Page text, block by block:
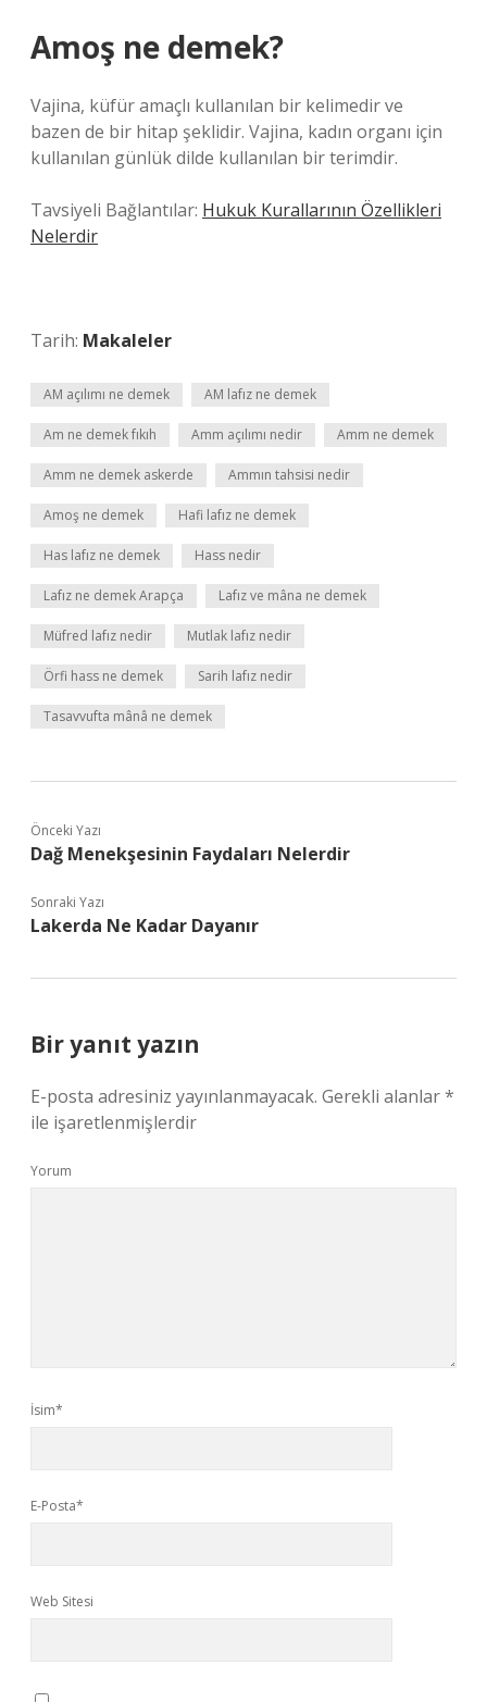
Amoş ne demek?
Vajina, küfür amaçlı kullanılan bir kelimedir ve
bazen de bir hitap şeklidir. Vajina, kadın organı için
kullanılan günlük dilde kullanılan bir terimdir.
Tavsiyeli Bağlantılar: Hukuk Kurallarının Özellikleri
Nelerdir
Tarih: Makaleler
AM açılımı ne demek AM lafız ne demek
Am ne demek fıkıh Amm açılımı nedir Amm ne demek
Amm ne demek askerde Ammın tahsisi nedir
Amoş ne demek Hafi lafız ne demek
Has lafız ne demek Hass nedir
Lafız ne demek Arapça Lafız ve mâna ne demek
Müfred lafız nedir Mutlak lafız nedir
Örfi hass ne demek Sarih lafız nedir
Tasavvufta mânâ ne demek
Önceki Yazı
Dağ Menekşesinin Faydaları Nelerdir
Sonraki Yazı
Lakerda Ne Kadar Dayanır
Bir yanıt yazın
E-posta adresiniz yayınlanmayacak. Gerekli alanlar*
ile işaretlenmişlerdir
Yorum
İsim*
E-Posta*
Web Sitesi